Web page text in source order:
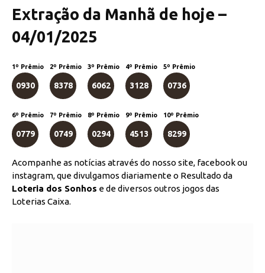
Extração da Manhã de hoje –
04/01/2025
1º Prêmio
0930
2º Prêmio
8378
3º Prêmio
6062
4º Prêmio
3128
5º Prêmio
0736
6º Prêmio
0779
7º Prêmio
0749
8º Prêmio
0294
9º Prêmio
4513
10º Prêmio
8299
Acompanhe as notícias através do nosso site, facebook ou
instagram, que divulgamos diariamente o Resultado da
Loteria dos Sonhos e de diversos outros jogos das
Loterias Caixa.